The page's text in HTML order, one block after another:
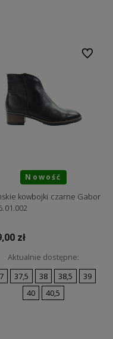
Nowość
kowbojki czarne Gabor
zł
Aktualnie dostępne:
37,5 38 38,5
39
40
40,5
Do